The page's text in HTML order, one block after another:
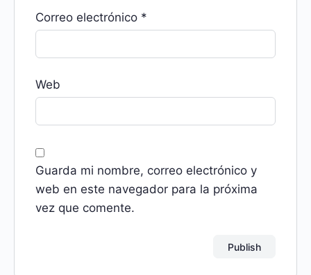
Correo electrónico *
Web
Guarda mi nombre, correo electrónico y
web en este navegador para la próxima
vez que comente.